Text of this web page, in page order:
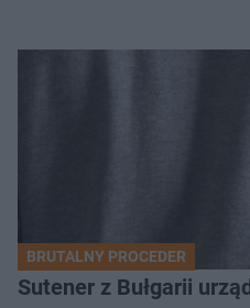
BRUTALNY PROCEDER
Sutener z Bułgarii